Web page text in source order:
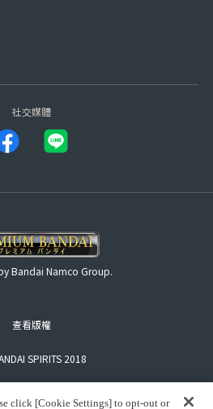
社交媒體
Bandai Namco Group.
查看版權
SPIRITS 2018
click [Cookie Settings] to opt-out or